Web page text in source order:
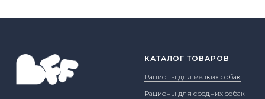
КАТАЛОГ ТОВАРОВ
Рационы для мелких собак
Рационы для средних собак